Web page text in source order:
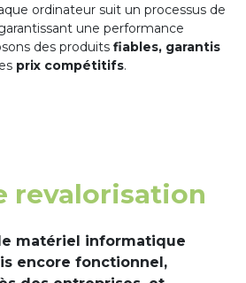
ordinateur suit un processus de
une performance
des produits fiables, garantis
prix compétitifs.
revalorisation
matériel informatique
encore fonctionnel,